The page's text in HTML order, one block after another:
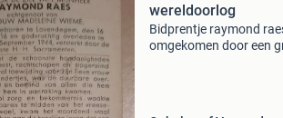
wereldoorlog
Bidprentje raymond
omgekomen door een